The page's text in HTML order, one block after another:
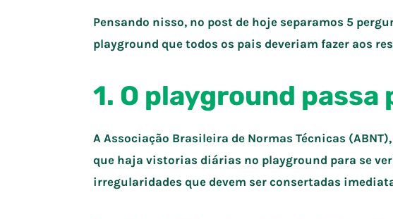
Pensando nisso, no post de hoje separamos 5
playground que todos os pais deveriam fazer aos
1. O playground
A Associação Brasileira de Normas Técnicas
que haja vistorias diárias no playground para se
irregularidades que devem ser consertadas